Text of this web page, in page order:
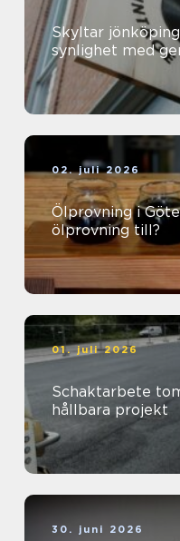
Skyltar jönköping så bygger företag
synlighet med
02. juli 2026
Ölprovning i
ölprovning till?
01. juli 2026
Schaktarbete tomelilla stabil
hållbara projekt
30. juni 2026